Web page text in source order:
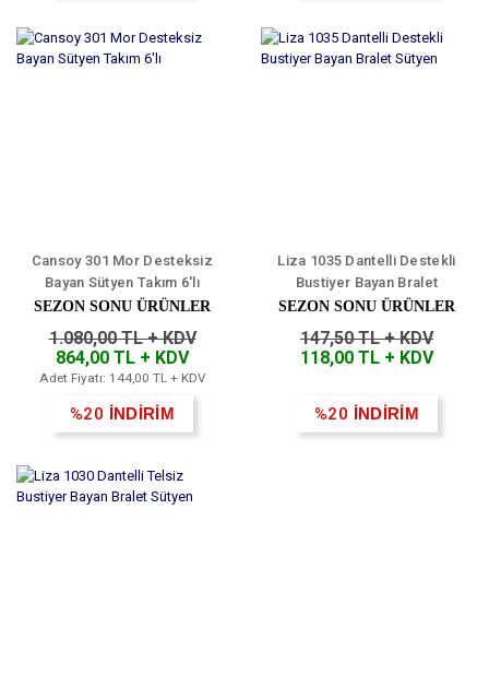
Cansoy 301 Mor Desteksiz
Bayan Sütyen Takım 6'lı
SEZON SONU ÜRÜNLER
1.080,00 TL + KDV
864,00 TL + KDV
Adet Fiyatı: 144,00 TL + KDV
%20 İNDİRİM
Liza 1035 Dantelli Destekli
Bustiyer Bayan Bralet
Sütyen
SEZON SONU ÜRÜNLER
147,50 TL + KDV
118,00 TL + KDV
%20 İNDİRİM